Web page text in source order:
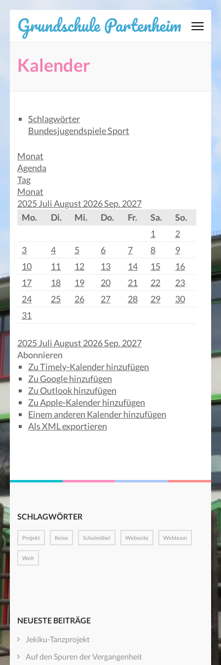
Inhalt
springen
drücken)
Grundschule Partenheim
Kalender
Schlagwörter
BundesjugendspieleSport
Monat
Agenda
Tag
Monat
2025JuliAugust 2026Sep. 2027
Mo.
Di. Mi. Do. Fr. Sa.
So.
1
2
3
4 5 6 7 8
9
10
11 12 13 14 15
16
17
18 19 20 21 22
23
24
25 26 27 28 29
30
31
2025JuliAugust 2026Sep. 2027
Abonnieren
Zu Timely-Kalender hinzufügen
Zu Google hinzufügen
Zu Outlook hinzufügen
Zu Apple-Kalender hinzufügen
Einem anderen Kalender hinzufügen
Als XML exportieren
SCHLAGWÖRTER
Projekt Reise Schulmöbel Webseite Webteam
Welt
NEUESTE BEITRÄGE
Jekiku-Tanzprojekt
Auf den Spuren der Vergangenheit